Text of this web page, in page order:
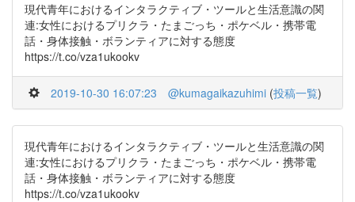
現代青年におけるインタラクティブ・ツールと生活意識の関
連:女性におけるプリクラ・たまごっち・ポケベル・携帯電
話・身体接触・ボランティアに対する態度
https://t.co/vza1ukookv
2019-10-30 16:07:23 @kumagaikazuhimi (投稿一覧)
現代青年におけるインタラクティブ・ツールと生活意識の関
連:女性におけるプリクラ・たまごっち・ポケベル・携帯電
話・身体接触・ボランティアに対する態度
https://t.co/vza1ukookv